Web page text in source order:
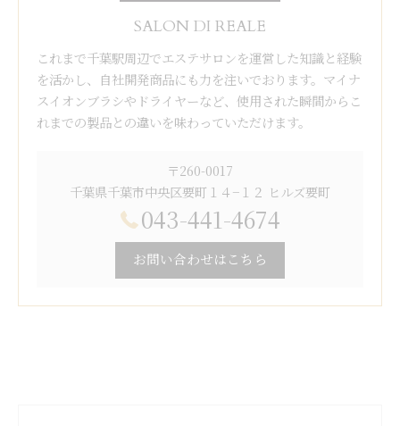
SALON DI REALE
これまで千葉駅周辺でエステサロンを運営した知識と経験
を活かし、自社開発商品にも力を注いでおります。マイナ
スイオンブラシやドライヤーなど、使用された瞬間からこ
れまでの製品との違いを味わっていただけます。
〒260-0017
千葉県千葉市中央区要町１４−１２ ヒルズ要町
043-441-4674
お問い合わせはこちら